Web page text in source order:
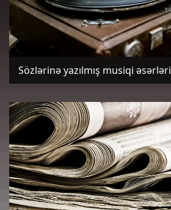
Sözlərinə yazılmış musiqi əsərləri